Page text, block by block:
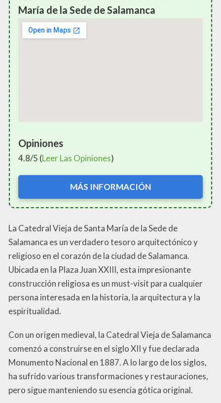
María de la Sede de Salamanca
Opiniones
4.8/5 (Leer Las Opiniones)
MÁS INFORMACIÓN
La Catedral Vieja de Santa María de la Sede de
Salamanca es un verdadero tesoro arquitectónico y
religioso en el corazón de la ciudad de Salamanca.
Ubicada en la Plaza Juan XXIII, esta impresionante
construcción religiosa es un must-visit para cualquier
persona interesada en la historia, la arquitectura y la
espiritualidad.
Con un origen medieval, la Catedral Vieja de Salamanca
comenzó a construirse en el siglo XII y fue declarada
Monumento Nacional en 1887. A lo largo de los siglos,
ha sufrido various transformaciones y restauraciones,
pero sigue manteniendo su esencia gótica original.